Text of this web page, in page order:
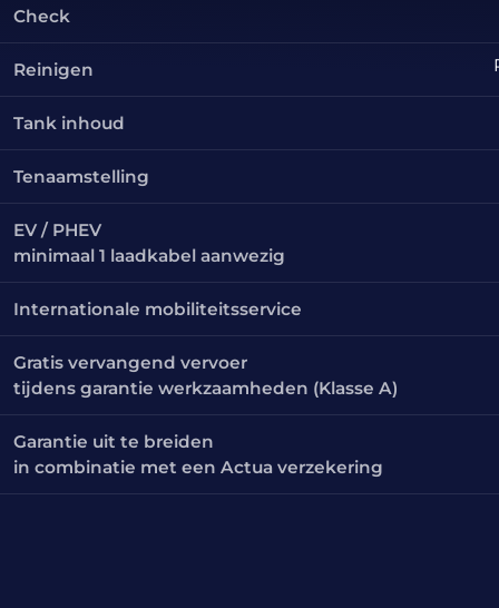
Check
Reinigen
Tank inhoud
Tenaamstelling
EV / PHEV
minimaal 1 laadkabel aanwezig
Internationale mobiliteitsservice
Gratis vervangend vervoer
tijdens garantie werkzaamheden (Klasse A)
Garantie uit te breiden
in combinatie met een Actua verzekering